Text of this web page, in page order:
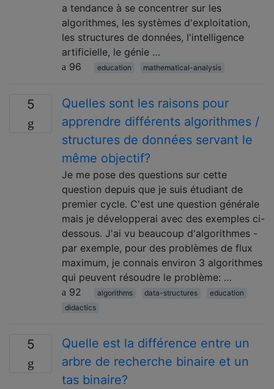
a tendance à se concentrer sur les
algorithmes, les systèmes d'exploitation,
les structures de données, l'intelligence
artificielle, le génie …
96
education mathematical-analysis
5
Quelles sont les raisons pour
apprendre différents algorithmes /
structures de données servant le
même objectif?
Je me pose des questions sur cette
question depuis que je suis étudiant de
premier cycle. C'est une question générale
mais je développerai avec des exemples ci-
dessous. J'ai vu beaucoup d'algorithmes -
par exemple, pour des problèmes de flux
maximum, je connais environ 3 algorithmes
qui peuvent résoudre le problème: …
92
algorithms data-structures
education
didactics
5
Quelle est la différence entre un
arbre de recherche binaire et un
tas binaire?